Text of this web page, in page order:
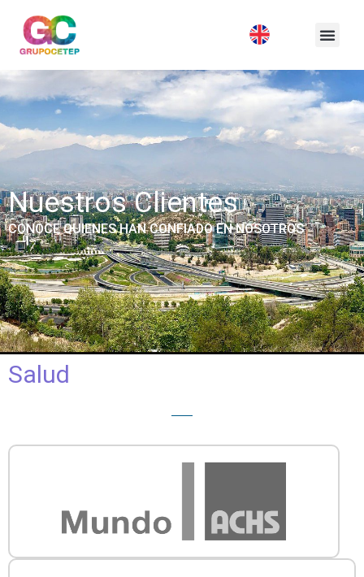
Nuestros Clientes
CONOCE QUIENES HAN CONFIADO EN NOSOTROS
Salud